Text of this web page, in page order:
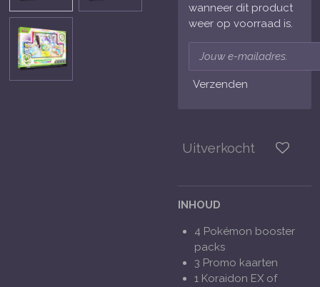
wanneer dit product
weer op voorraad is.
Verzenden
Uitverkocht
INHOUD
4 Pokémon booster
packs
3 Promo kaarten
1 Koraidon EX of